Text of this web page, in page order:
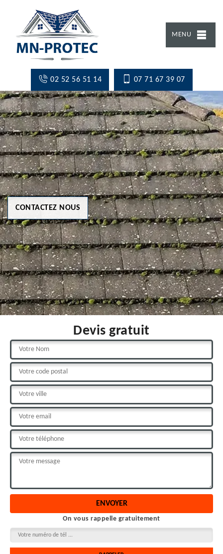
MENU
02 52 56 51 14 07 71 67 39 07
CONTACTEZ NOUS
Devis gratuit
On vous rappelle gratuitement